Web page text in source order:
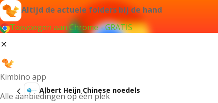
Altijd de actuele folders bij de hand
Toevoegen aan Chrome - GRATIS
Kimbino app
Alle aanbiedingen op één plek
Albert Heijn Chinese noedels